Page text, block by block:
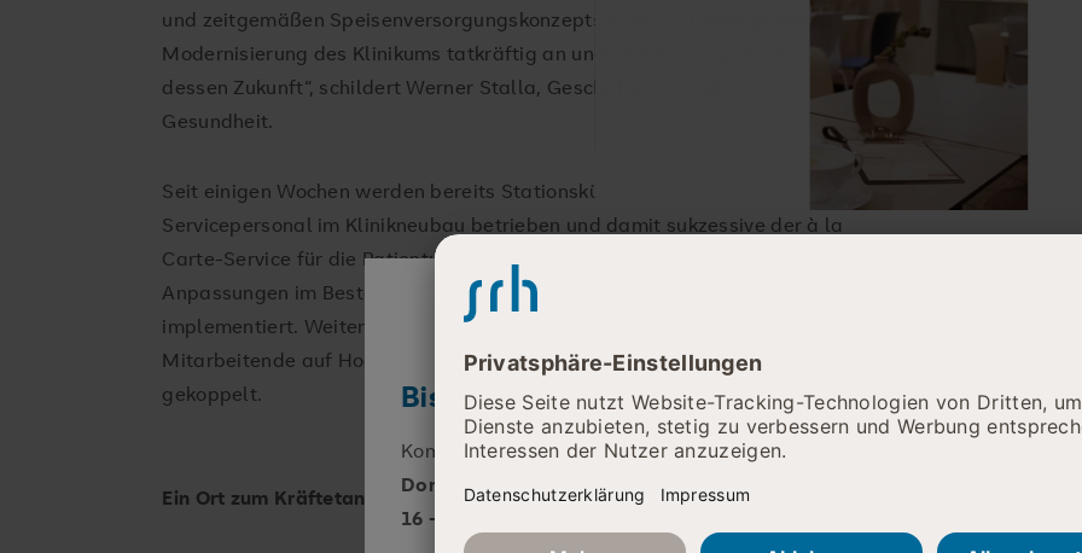
Bist DU bereit?
Komm zurKARRIERENACHT
Donnerstag, 17. September 2026
16 - 21 Uhr
und zeitgemäßen Speisenversorgungskonzepts erreicht. Damit gehen wir die
Modernisierung des Klinikums tatkräftig an und investieren gleichermaßen in
dessen Zukunft“, schildert Werner Stalla, Geschäftsführer der SRH
Gesundheit.
Seit einigen Wochen werden bereits Stationsküchen mit eigenem
Servicepersonal im Klinikneubau betrieben und damit sukzessive der à la
Carte-Service für die Patient:innen vorbereitet. Nachdem bauliche
Anpassungen im Bestandsgebäude gemacht wurden, wird dieser auch dort
implementiert. Weiter laufen die Planungen für eine 24/7-Kantine für
Mitarbeitende auf Hochtouren. Auch diese ist an den zweiten Bauabschnitt
gekoppelt.
Ein Ort zum Kräftetanken
So